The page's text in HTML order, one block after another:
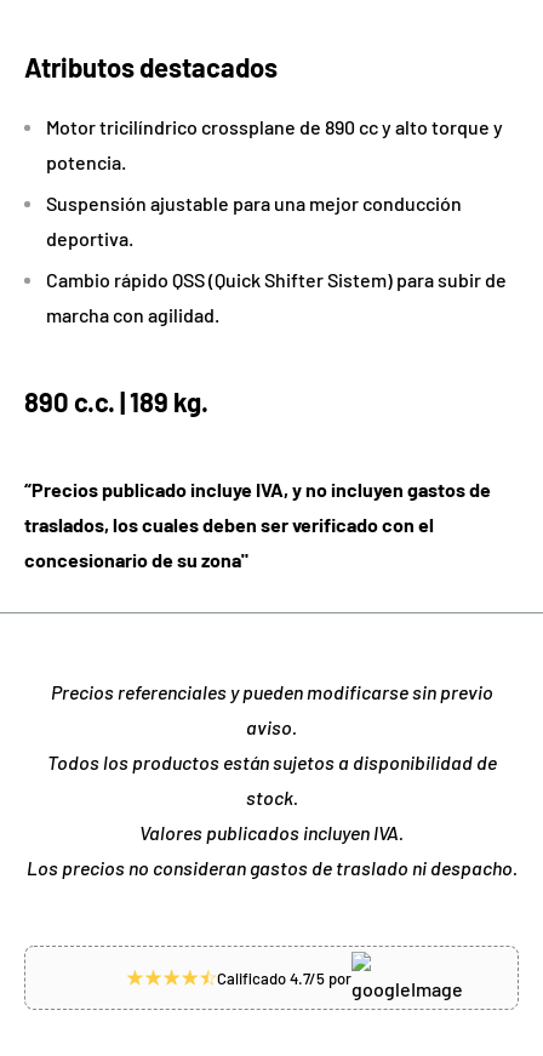
Atributos destacados
Motor tricilíndrico crossplane de 890 cc y alto torque y
potencia.
Suspensión ajustable para una mejor conducción
deportiva.
Cambio rápido QSS (Quick Shifter Sistem) para subir de
marcha con agilidad.
890 c.c. |189 kg.
“Precios publicado incluye IVA, y no incluyen gastos de
traslados, los cuales deben ser verificado con el
concesionario de su zona"
Precios referenciales y pueden modificarse sin previo
aviso.
Todos los productos están sujetos a disponibilidad de
stock.
Valores publicados incluyen IVA.
Los precios no consideran gastos de traslado ni despacho.
Calificado 4.7/5 por